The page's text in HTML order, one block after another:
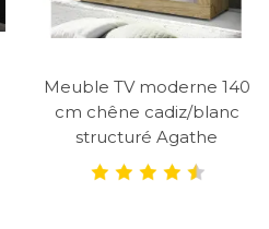
Meuble TV moderne 140
cm chêne cadiz/blanc
structuré Agathe